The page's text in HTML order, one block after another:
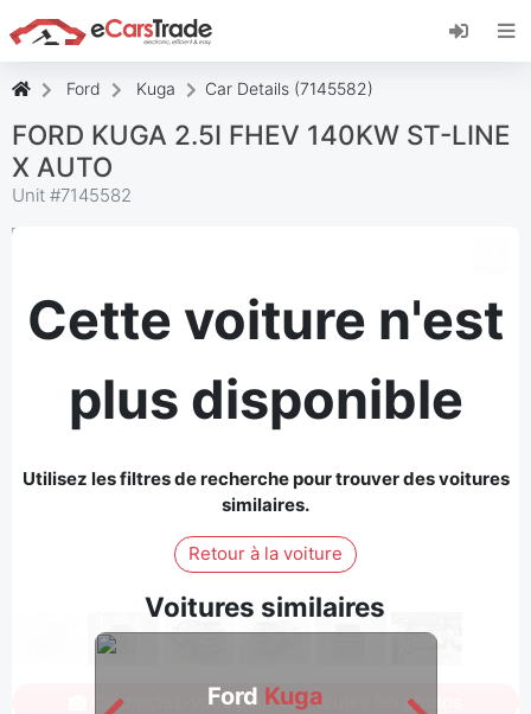
Installez l'application web eCarsTrade, ajoutez-
la à votre écran d'accueil et recevez des mises
Ford Kuga Car Details (7145582)
FORD KUGA 2.5I FHEV 140KW ST-LINE
X AUTO
Unit #7145582
Cette voiture n'est
plus disponible
Utilisez les filtres de recherche pour trouver des voitures
similaires.
Retour à la voiture
Voitures similaires
Ford Kuga
Connectez-vous pour voir toutes les photos